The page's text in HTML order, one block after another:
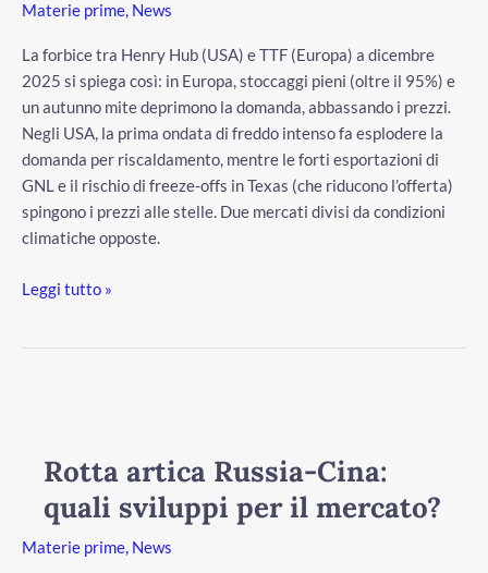
Materie prime, News
La forbice tra Henry Hub (USA) e TTF (Europa) a dicembre
2025 si spiega così: in Europa, stoccaggi pieni (oltre il 95%) e
un autunno mite deprimono la domanda, abbassando i prezzi.
Negli USA, la prima ondata di freddo intenso fa esplodere la
domanda per riscaldamento, mentre le forti esportazioni di
GNL e il rischio di freeze-offs in Texas (che riducono l’offerta)
spingono i prezzi alle stelle. Due mercati divisi da condizioni
climatiche opposte.
è
basso
degli
USA?
Leggi tutto »
Rotta artica Russia-Cina:
quali sviluppi per il mercato?
Materie prime, News
Cina:
quali
per